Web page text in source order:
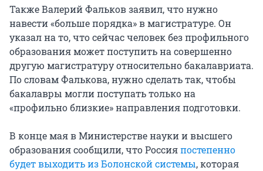
Также Валерий Фальков заявил, что нужно
навести «больше порядка» в магистратуре. Он
указал на то, что сейчас человек без профильного
образования может поступить на совершенно
другую магистратуру относительно бакалавриата.
По словам Фалькова, нужно сделать так, чтобы
бакалавры могли поступать только на
«профильно близкие» направления подготовки.
В конце мая в Министерстве науки и высшего
образования сообщили, что Россияпостепенно
будет выходить из Болонской системы, которая